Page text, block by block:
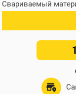
Свариваемый
Покрытие